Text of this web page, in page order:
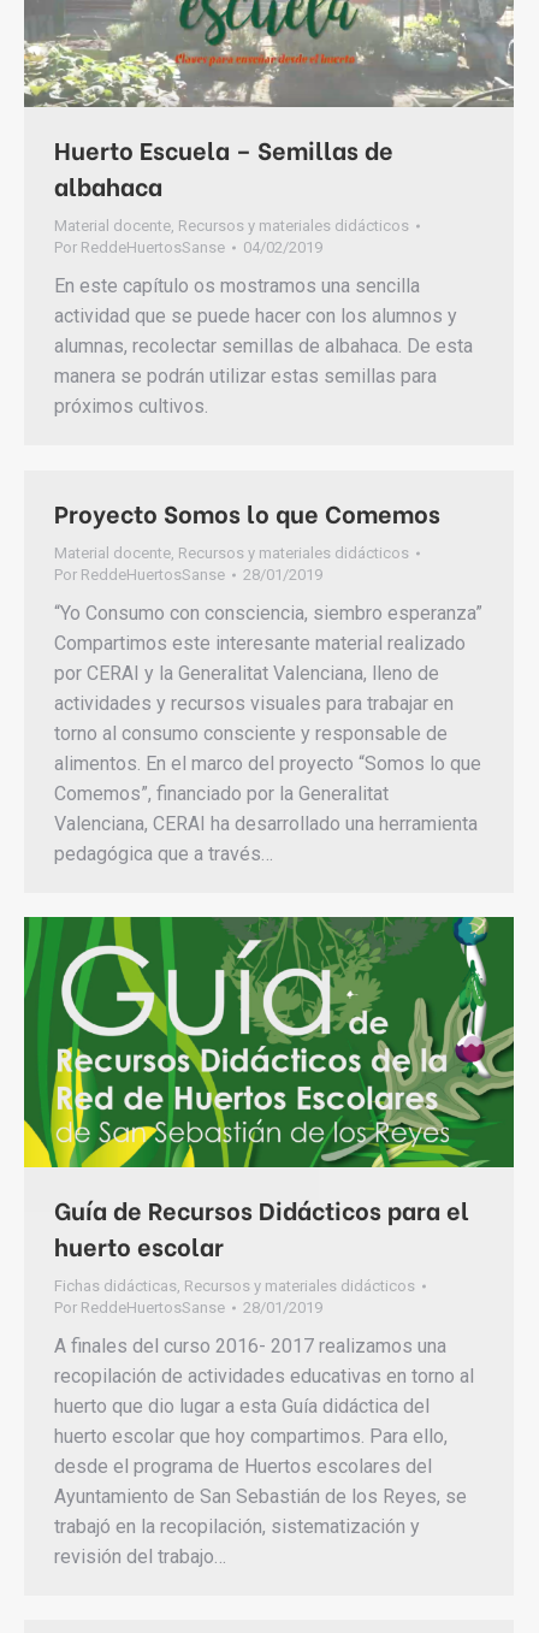
Huerto Escuela – Semillas de
albahaca
Material docente, Recursos y materiales didácticos
Por ReddeHuertosSanse 04/02/2019
En este capítulo os mostramos una sencilla
actividad que se puede hacer con los alumnos y
alumnas, recolectar semillas de albahaca. De esta
manera se podrán utilizar estas semillas para
próximos cultivos.
Proyecto Somos lo que Comemos
Material docente Recursos y materiales didácticos
Por ReddeHuertosSanse 28/01/2019
“Yo Consumo con consciencia, siembro esperanza”
Compartimos este interesante material realizado
por CERAI y la Generalitat Valenciana, lleno de
actividades y recursos visuales para trabajar en
torno al consumo consciente y responsable de
alimentos. En el marco del proyecto “Somos lo que
Comemos”, financiado por la Generalitat
Valenciana, CERAI ha desarrollado una herramienta
pedagógica que a través…
Guía de Recursos Didácticos para el
huerto escolar
Fichas didácticas, Recursos y materiales didácticos
Por ReddeHuertosSanse 28/01/2019
A finales del curso 2016- 2017 realizamos una
recopilación de actividades educativas en torno al
huerto que dio lugar a esta Guía didáctica del
huerto escolar que hoy compartimos. Para ello,
desde el programa de Huertos escolares del
Ayuntamiento de San Sebastián de los Reyes, se
trabajó en la recopilación, sistematización y
revisión del trabajo…